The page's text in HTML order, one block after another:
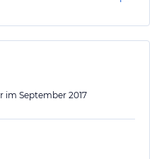
an die
im Restaurant hat
Kellner zu stören.
im September 2017